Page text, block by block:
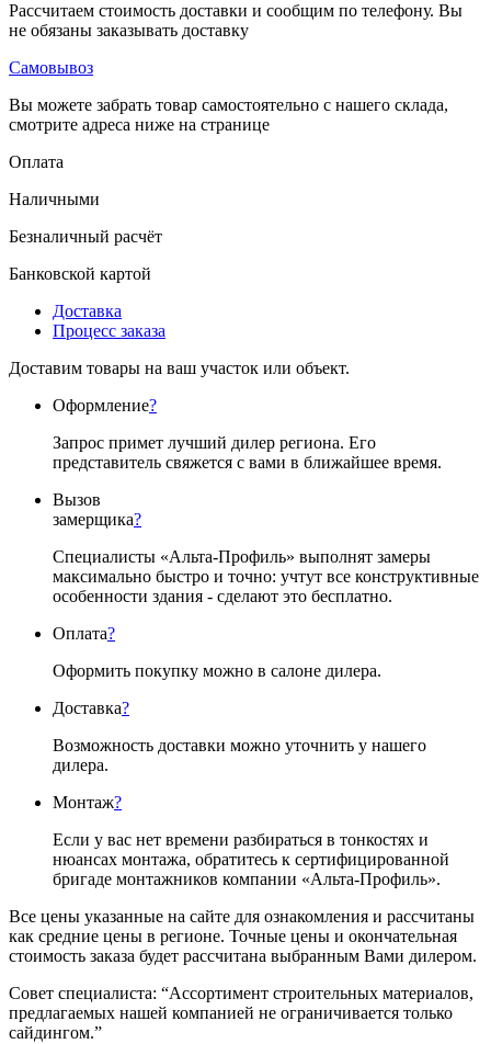
Рассчитаем стоимость доставки и сообщим по телефону. Вы
не обязаны заказывать доставку
Самовывоз
Вы можете забрать товар самостоятельно с нашего склада,
смотрите адреса ниже на странице
Оплата
Наличными
Безналичный расчёт
Банковской картой
Доставка
Процесс заказа
Доставим товары на ваш участок или объект.
Оформление?
Запрос примет лучший дилер региона. Его
представитель свяжется с вами в ближайшее время.
Вызов
замерщика?
Специалисты «Альта-Профиль» выполнят замеры
максимально быстро и точно: учтут все конструктивные
особенности здания - сделают это бесплатно.
Оплата?
Оформить покупку можно в салоне дилера.
Доставка?
Возможность доставки можно уточнить у нашего
дилера.
Монтаж?
Если у вас нет времени разбираться в тонкостях и
нюансах монтажа, обратитесь к сертифицированной
бригаде монтажников компании «Альта-Профиль».
Все цены указанные на сайте для ознакомления и рассчитаны
как средние цены в регионе. Точные цены и окончательная
стоимость заказа будет рассчитана выбранным Вами дилером.
Совет специалиста: “Ассортимент строительных материалов,
предлагаемых нашей компанией не ограничивается только
сайдингом.”